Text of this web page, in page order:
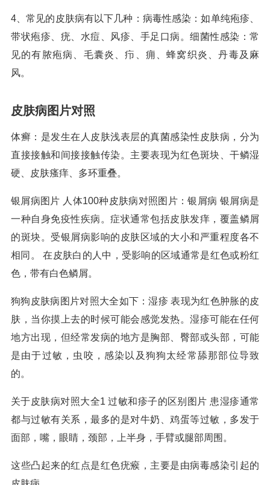
4、常见的皮肤病有以下几种：病毒性感染：如单纯疱疹、
带状疱疹、疣、水痘、风疹、手足口病。细菌性感染：常
见的有脓疱病、毛囊炎、疖、痈、蜂窝织炎、丹毒及麻
风。
皮肤病图片对照
体癣：是发生在人皮肤浅表层的真菌感染性皮肤病，分为
直接接触和间接接触传染。主要表现为红色斑块、干鳞湿
硬、皮肤瘙痒、多环重叠。
银屑病图片 人体100种皮肤病对照图片：银屑病 银屑病是
一种自身免疫性疾病。症状通常包括皮肤发痒，覆盖鳞屑
的斑块。受银屑病影响的皮肤区域的大小和严重程度各不
相同。 在皮肤白的人中，受影响的区域通常是红色或粉红
色，带有白色鳞屑。
狗狗皮肤病图片对照大全如下：湿疹 表现为红色肿胀的皮
肤，当你摸上去的时候可能会感觉发热。湿疹可能在任何
地方出现，但经常发病的地方是胸部、臀部或头部，可能
是由于过敏，虫咬，感染以及狗狗太经常舔那部位导致
的。
关于皮肤病对照大全1 过敏和疹子的区别图片 患湿疹通常
都与过敏有关系，最多的是对牛奶、鸡蛋等过敏，多发于
面部，嘴，眼睛，颈部，上半身，手臂或腿部周围。
这些凸起来的红点是红色疣瘊，主要是由病毒感染引起的